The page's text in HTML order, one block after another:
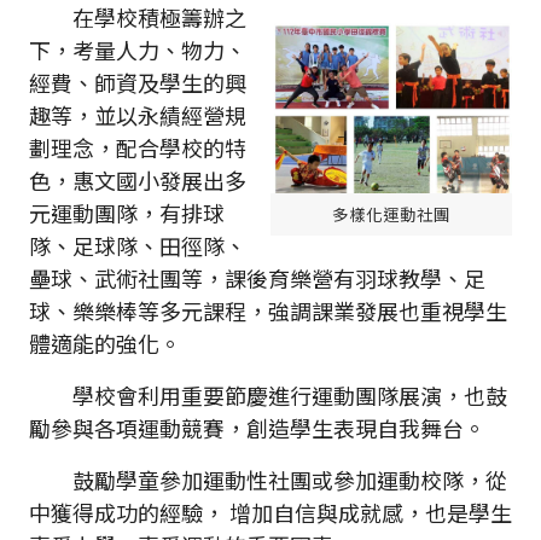
多樣化運動社團
在學校積極籌辦之
下，考量人力、物力、
經費、師資及學生的興
趣等，並以永績經營規
劃理念，配合學校的特
色，惠文國小發展出多
元運動團隊，有排球
隊、足球隊、田徑隊、
壘球、武術社團等，課後育樂營有羽球教學、足
球、樂樂棒等多元課程，強調課業發展也重視學生
體適能的強化。
學校會利用重要節慶進行運動團隊展演，也鼓
勵參與各項運動競賽，創造學生表現自我舞台。
鼓勵學童參加運動性社團或參加運動校隊，從
中獲得成功的經驗， 增加自信與成就感，也是學生